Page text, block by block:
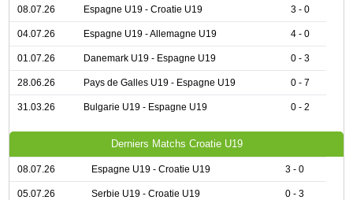
08.07.26 Espagne U19 - Croatie U19 3 - 0
04.07.26 Espagne U19 - Allemagne U19 4 - 0
01.07.26 Danemark U19 - Espagne U19 0 - 3
28.06.26 Pays de Galles U19 - Espagne U19 0 - 7
31.03.26 Bulgarie U19 - Espagne U19 0 - 2
Derniers Matchs Croatie U19
08.07.26 Espagne U19 - Croatie U19 3 - 0
05.07.26 Serbie U19 - Croatie U19 0 - 3